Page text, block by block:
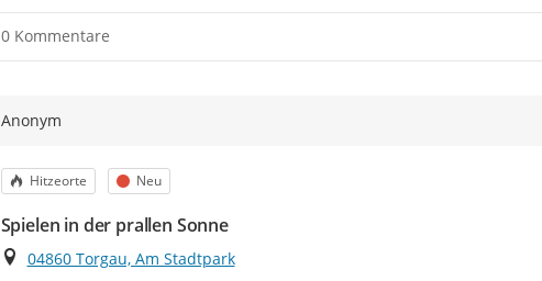
0 Kommentare
Anonym
Kategorie
Hitzeorte Status
Neu
Spielen in der prallen Sonne
Ort
04860 Torgau, Am Stadtpark